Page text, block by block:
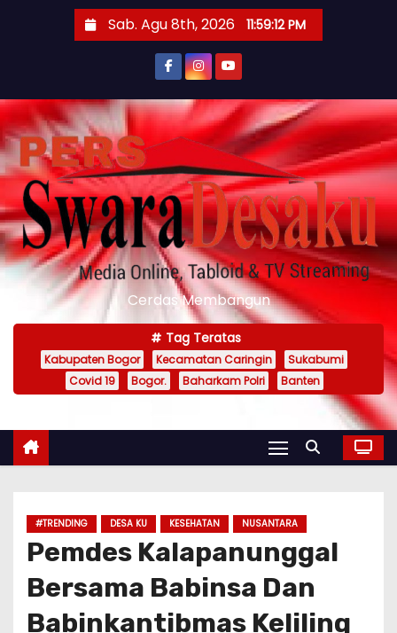
t
o
c
o
n
t
e
Sab. Agu 8th, 2026 11:59:14 PM
Cerdas Membangun
Tag Teratas
Kabupaten Bogor Kecamatan Caringin
Sukabumi
Covid 19
Bogor. Baharkam Polri Banten
#TRENDING DESA KU KESEHATAN NUSANTARA
Pemdes Kalapanunggal
Bersama Babinsa Dan
Babinkantibmas Keliling